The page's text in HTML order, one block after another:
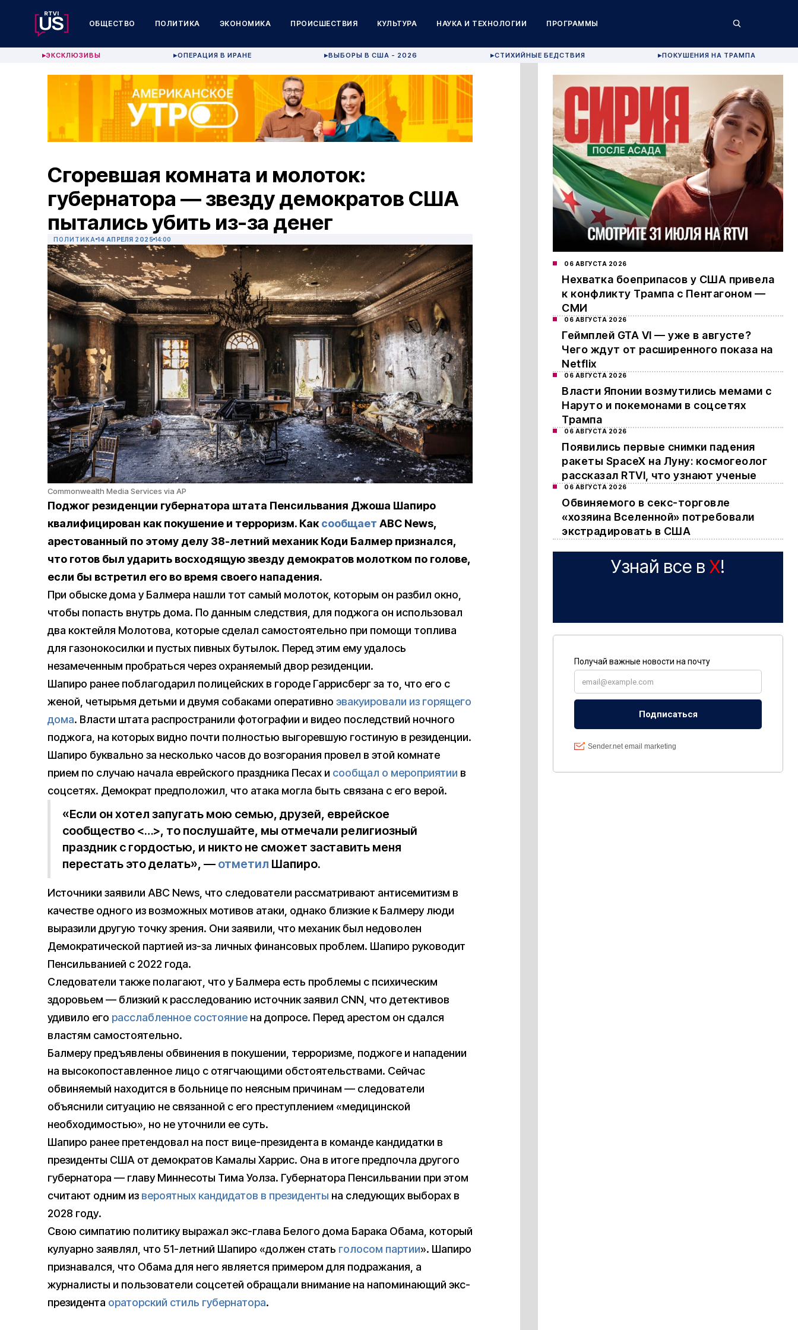
ОБЩЕСТВО ПОЛИТИКА ЭКОНОМИКА ПРОИСШЕСТВИЯ КУЛЬТУРА НАУКА И ТЕХНОЛОГИИ ПРОГРАММЫ
▶ЭКСКЛЮЗИВЫ ▶ОПЕРАЦИЯ В ИРАНЕ ▶ВЫБОРЫ В США - 2026 ▶СТИХИЙНЫЕ БЕДСТВИЯ ▶ПОКУШЕНИЯ НА ТРАМПА
Сгоревшая комната и молоток:
губернатора — звезду демократов США
пытались убить из-за денег
ПОЛИТИКА 14 АПРЕЛЯ 2025 14:00
Commonwealth Media Services via AP
Поджог резиденции губернатора штата Пенсильвания Джоша Шапиро
квалифицирован как покушение и терроризм. Каксообщает ABC News,
арестованный по этому делу 38-летний механик Коди Балмер признался,
что готов был ударить восходящую звезду демократов молотком по голове,
если бы встретил его во время своего нападения.
При обыске дома у Балмера нашли тот самый молоток, которым он разбил окно,
чтобы попасть внутрь дома. По данным следствия, для поджога он использовал
два коктейля Молотова, которые сделал самостоятельно при помощи топлива
для газонокосилки и пустых пивных бутылок. Перед этим ему удалось
незамеченным пробраться через охраняемый двор резиденции.
Шапиро ранее поблагодарил полицейских в городе Гаррисберг за то, что его с
женой, четырьмя детьми и двумя собаками оперативно эвакуировали из горящего
дома. Власти штата распространили фотографии и видео последствий ночного
поджога, на которых видно почти полностью выгоревшую гостиную в резиденции.
Шапиро буквально за несколько часов до возгорания провел в этой комнате
прием по случаю начала еврейского праздника Песах и сообщал о мероприятии в
соцсетях. Демократ предположил, что атака могла быть связана с его верой.
«Если он хотел запугать мою семью, друзей, еврейское
сообщество <…>, то послушайте, мы отмечали религиозный
праздник с гордостью, и никто не сможет заставить меня
перестать это делать», — отметил Шапиро.
Источники заявили ABC News, что следователи рассматривают антисемитизм в
качестве одного из возможных мотивов атаки, однако близкие к Балмеру люди
выразили другую точку зрения. Они заявили, что механик был недоволен
Демократической партией из-за личных финансовых проблем. Шапиро руководит
Пенсильванией с 2022 года.
Следователи также полагают, что у Балмера есть проблемы с психическим
здоровьем — близкий к расследованию источник заявил CNN, что детективов
удивило его расслабленное состояние на допросе. Перед арестом он сдался
властям самостоятельно.
Балмеру предъявлены обвинения в покушении, терроризме, поджоге и нападении
на высокопоставленное лицо с отягчающими обстоятельствами. Сейчас
обвиняемый находится в больнице по неясным причинам — следователи
объяснили ситуацию не связанной с его преступлением «медицинской
необходимостью», но не уточнили ее суть.
Шапиро ранее претендовал на пост вице-президента в команде кандидатки в
президенты США от демократов Камалы Харрис. Она в итоге предпочла другого
губернатора — главу Миннесоты Тима Уолза. Губернатора Пенсильвании при этом
считают одним из вероятных кандидатов в президенты на следующих выборах в
2028 году.
Свою симпатию политику выражал экс-глава Белого дома Барака Обама, который
кулуарно заявлял, что 51-летний Шапиро «должен стать голосом партии». Шапиро
признавался, что Обама для него является примером для подражания, а
журналисты и пользователи соцсетей обращали внимание на напоминающий экс-
президента ораторский стиль губернатора.
06 АВГУСТА 2026
Нехватка боеприпасов у США привела
к конфликту Трампа с Пентагоном —
СМИ
06 АВГУСТА 2026
Геймплей GTA VI — уже в августе?
Чего ждут от расширенного показа на
Netflix
06 АВГУСТА 2026
Власти Японии возмутились мемами с
Наруто и покемонами в соцсетях
Трампа
06 АВГУСТА 2026
Появились первые снимки падения
ракеты SpaceX на Луну: космогеолог
рассказал RTVI, что узнают ученые
06 АВГУСТА 2026
Обвиняемого в секс-торговле
«хозяина Вселенной» потребовали
экстрадировать в США
Узнай все в X!